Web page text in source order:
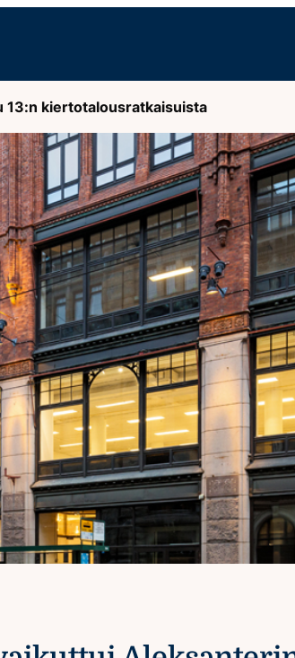
kiertotalousratkaisuista